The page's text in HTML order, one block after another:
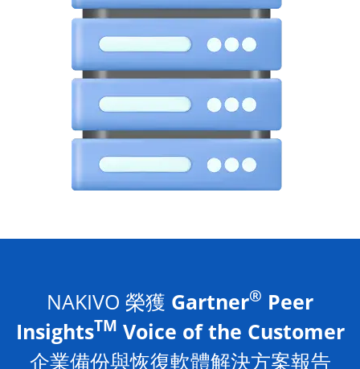
NAKIVO 榮獲 Gartner® Peer
InsightsTM Voice of the Customer
企業備份與恢復軟體解決方案報告